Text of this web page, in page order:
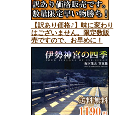
【訳あり価格♪】味に変わり
はございません。限定数販
売ですので、お早めに！